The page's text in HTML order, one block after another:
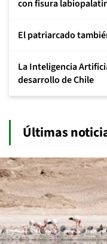
con fisura
El patriarcado
La Inteligencia
desarrollo de Chile
Últimas